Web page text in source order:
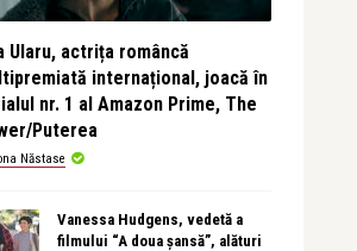
Ularu, actrița româncă
internațional, joacă în
nr. 1 al Amazon Prime, The
Puterea
Năstase
Vanessa Hudgens, vedetă a
filmului “A doua șansă”, alături